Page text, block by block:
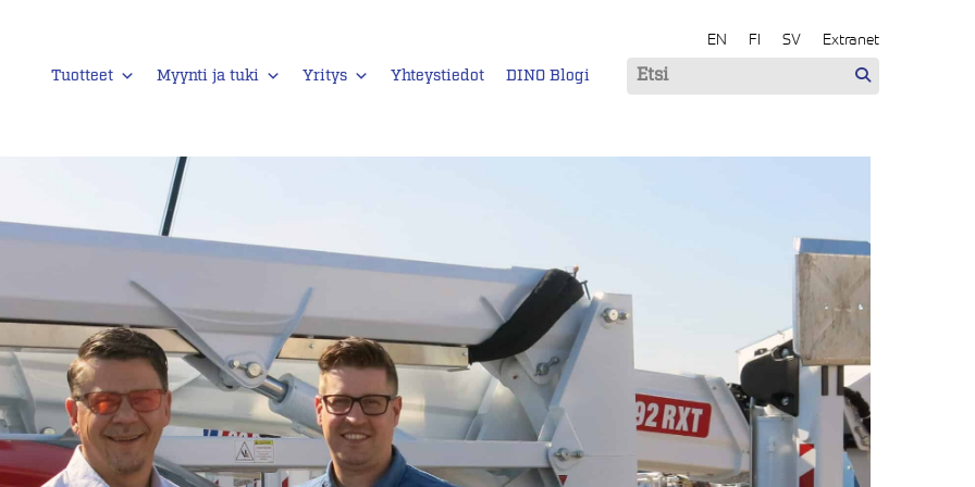
EN FI SV Extranet
Tuotteet Myynti ja tuki Yritys Yhteystiedot DINO Blogi